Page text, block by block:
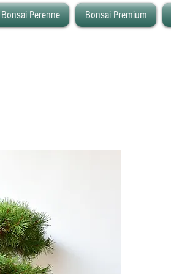
Bonsai Perenne Bonsai Premium